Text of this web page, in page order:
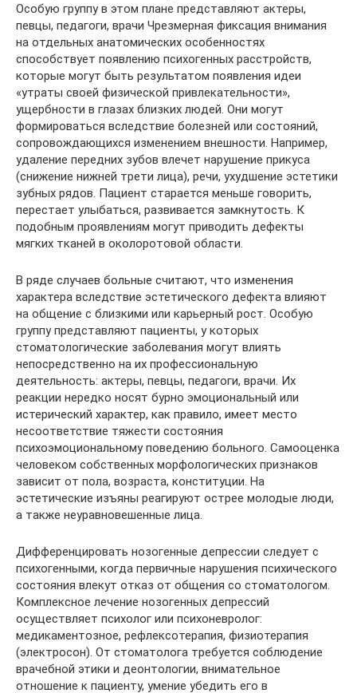
Особую группу в этом плане представляют актеры,
певцы, педагоги, врачи Чрезмерная фиксация внимания
на отдельных анатомических особенностях
способствует появлению психогенных расстройств,
которые могут быть результатом появления идеи
«утраты своей физической привлекательности»,
ущербности в глазах близких людей. Они могут
формироваться вследствие болезней или состояний,
сопровождающихся изменением внешности. Например,
удаление передних зубов влечет нарушение прикуса
(снижение нижней трети лица), речи, ухудшение эстетики
зубных рядов. Пациент старается меньше говорить,
перестает улыбаться, развивается замкнутость. К
подобным проявлениям могут приводить дефекты
мягких тканей в околоротовой области.
В ряде случаев больные считают, что изменения
характера вследствие эстетического дефекта влияют
на общение с близкими или карьерный рост. Особую
группу представляют пациенты, у которых
стоматологические заболевания могут влиять
непосредственно на их профессиональную
деятельность: актеры, певцы, педагоги, врачи. Их
реакции нередко носят бурно эмоциональный или
истерический характер, как правило, имеет место
несоответствие тяжести состояния
психоэмоциональному поведению больного. Самооценка
человеком собственных морфологических признаков
зависит от пола, возраста, конституции. На
эстетические изъяны реагируют острее молодые люди,
а также неуравновешенные лица.
Дифференцировать нозогенные депрессии следует с
психогенными, когда первичные нарушения психического
состояния влекут отказ от общения со стоматологом.
Комплексное лечение нозогенных депрессий
осуществляет психолог или психоневролог:
медикаментозное, рефлексотерапия, физиотерапия
(электросон). От стоматолога требуется соблюдение
врачебной этики и деонтологии, внимательное
отношение к пациенту, умение убедить его в